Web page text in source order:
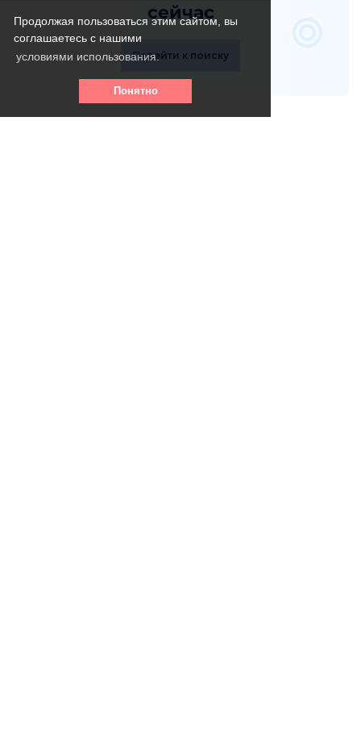
Продолжая пользоваться этим сайтом, вы
соглашаетесь с нашими
условиями использования.
Понятно
сейчас
Перейти к поиску